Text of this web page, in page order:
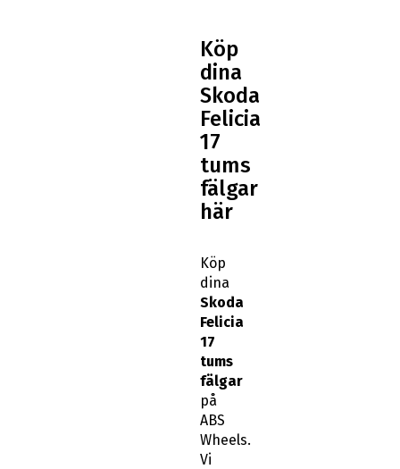
Köp
dina
Skoda
Felicia
17
tums
fälgar
här
Köp
dina
Skoda
Felicia
17
tums
fälgar
på
ABS
Wheels.
Vi